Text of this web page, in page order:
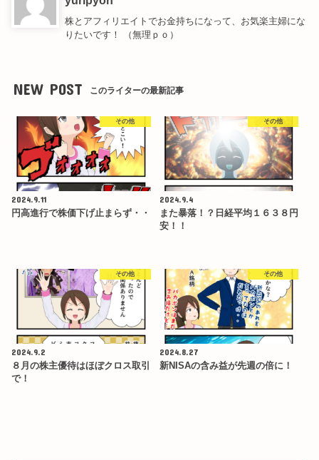
株とアフィリエイトでお金持ちになって、お気楽主婦にな
りたいです！ （無理ｐｏ）
NEW POST このライターの最新記事
その他
2024.9.11
円高進行で株価下げ止まらず・・
その他
2024.9.4
また暴落！？日経平均１６３８円
安！！
その他
2024.9.2
８月の株主優待はほぼクロス取引
で！
その他
2024.8.27
新NISAの含み益が先週の倍に！